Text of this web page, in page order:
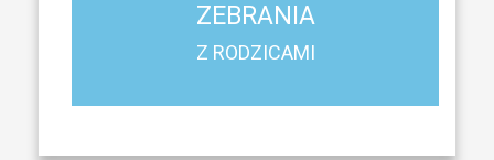
ZEBRANIA
Z RODZICAMI
Harmonogram spotkań i konsultacji z rodzicami